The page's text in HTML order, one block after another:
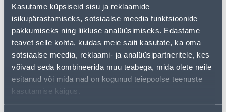
Kasutame küpsiseid sisu ja reklaamide
isikupärastamiseks, sotsiaalse meedia funktsioonide
pakkumiseks ning liikluse analüüsimiseks. Edastame
teavet selle kohta, kuidas meie saiti kasutate, ka oma
sotsiaalse meedia, reklaami- ja analüüsipartneritele, kes
võivad seda kombineerida muu teabega, mida olete neile
esitanud või mida nad on kogunud teiepoolse teenuste
kasutamise käigus.
• Puuküttega saunakeris 16 - 20 m³ ruumalaga
leiliruumi kütmiseks.
• Klaasukse, nelinurkse ehituse ja võrguga keris.
• Vasaku veesärgiga mudel, ühendus 3/4".
Доставка невозможна